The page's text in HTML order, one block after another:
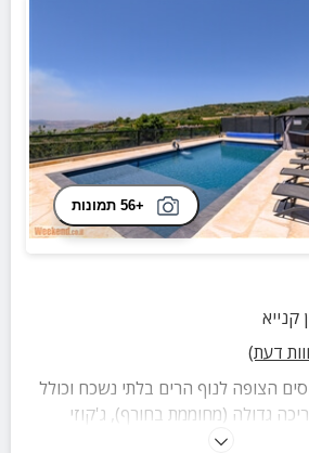
+56 תמונות
קנייא
דעת)
הצופה לנוף הרים בלתי נשכח וכולל
גדולה (מחוממת בחורף), ג'קוזי
עם מטבח חיצוני ופינות ישיבה ופינת